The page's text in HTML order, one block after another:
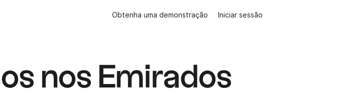
Obtenha uma demonstração Iniciar sessão
nos Emirados